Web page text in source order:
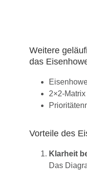
Weitere
das
2×2-Matrix
Vorteile des
Klarheit
Das